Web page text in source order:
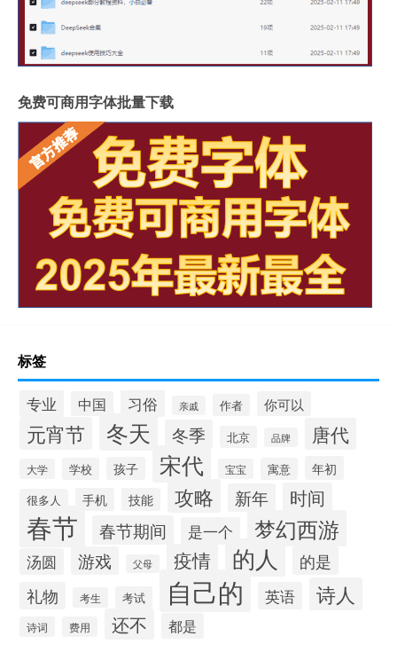
免费可商用字体批量下载
标签
专业 中国 习俗 亲戚 作者 你可以
元宵节 冬天 冬季 北京 品牌 唐代
大学 学校 孩子 宋代 宝宝 寓意 年初
很多人 手机 技能 攻略 新年 时间
春节 春节期间 是一个 梦幻西游
汤圆 游戏 父母 疫情 的人 的是
礼物 考生 考试 自己的 英语 诗人
诗词 费用 还不 都是